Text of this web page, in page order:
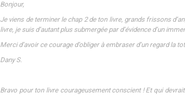
Bonjour,
Je viens de terminer le chap 2 de ton livre, grands frissons
livre, je suis d’autant plus submergée par d’évidence d’un
Merci d’avoir ce courage d’obliger à embraser d’un regard la
Dany S.
Bravo pour ton livre courageusement conscient ! Et qui